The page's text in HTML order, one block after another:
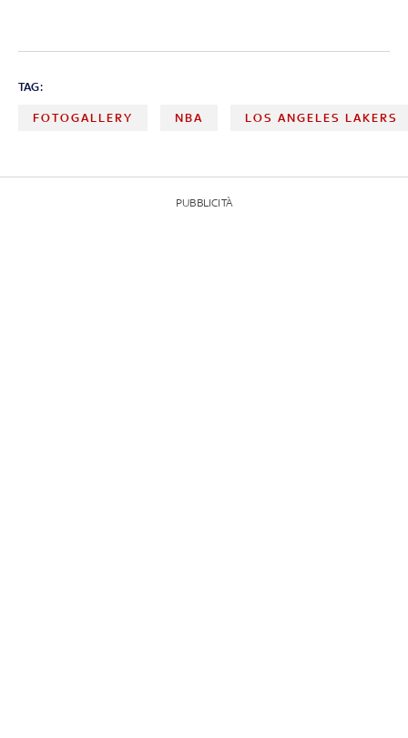
TAG:
FOTOGALLERY NBA LOS ANGELES LAKERS
PUBBLICITÀ